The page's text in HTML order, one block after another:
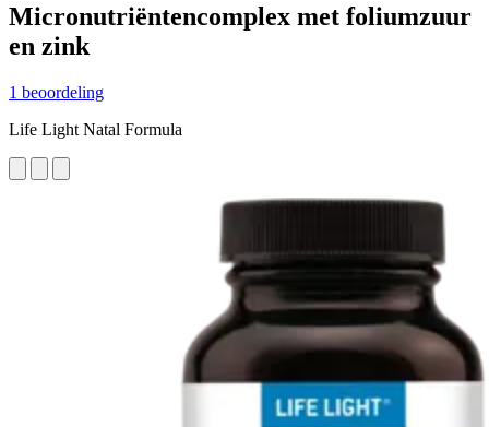
Micronutriëntencomplex met foliumzuur
en zink
1 beoordeling
Life Light Natal Formula